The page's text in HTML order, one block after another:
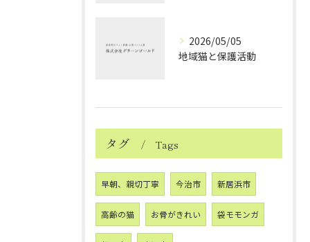
2026/05/05
地域猫と保護活動
タグ Tags
早朝、親切丁寧 今治市 新居浜市
高齢の猫 お骨がきれい 袋モモンガ